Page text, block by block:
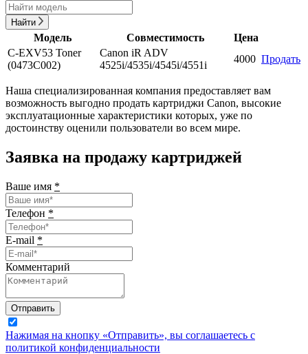
Найти
Модель Совместимость
Цена
C-EXV53 Toner
(0473C002)
Canon iR ADV
4525i/4535i/4545i/4551i
4000 Продать
Наша специализированная компания предоставляет вам
возможность выгодно продать картриджи Canon, высокие
эксплуатационные характеристики которых, уже по
достоинству оценили пользователи во всем мире.
Заявка на продажу картриджей
Ваше имя *
Телефон *
E-mail *
Комментарий
Отправить
Нажимая на кнопку «Отправить», вы соглашаетесь с
политикой конфиденциальности